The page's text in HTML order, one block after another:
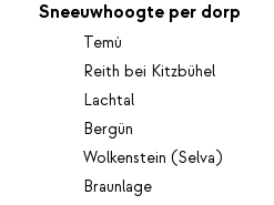
Sneeuwhoogte per dorp
Temù
Reith bei Kitzbühel
Lachtal
Bergün
Wolkenstein (Selva)
Braunlage